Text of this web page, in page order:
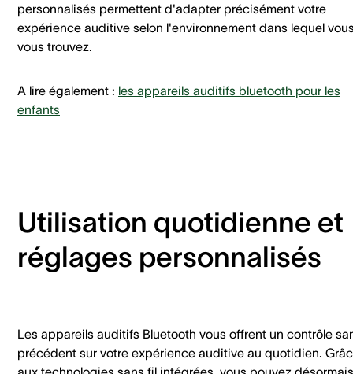
personnalisés permettent d'adapter précisément votre
expérience auditive selon l'environnement dans lequel
vous trouvez.
A lire également : les appareils auditifs bluetooth pour les
enfants
Utilisation quotidienne et
réglages personnalisés
Les appareils auditifs Bluetooth vous offrent un contrôle
précédent sur votre expérience auditive au quotidien.